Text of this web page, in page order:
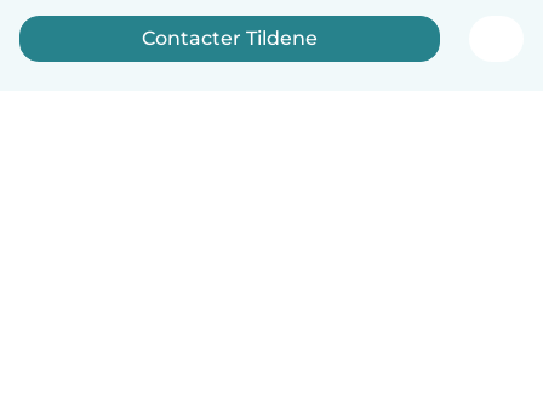
Contacter Tildene